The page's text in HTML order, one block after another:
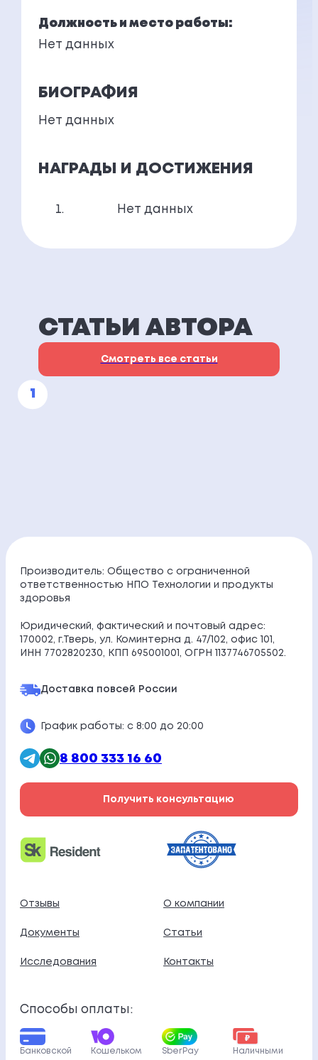
Должность и место работы:
Нет данных
БИОГРАФИЯ
Нет данных
НАГРАДЫ И ДОСТИЖЕНИЯ
Нет данных
СТАТЬИ АВТОРА
Смотреть все статьи
Производитель: Общество с ограниченной
ответственностью НПО Технологии и продукты
здоровья
Юридический, фактический и почтовый адрес:
170002, г.Тверь, ул. Коминтерна д. 47/102, офис 101,
ИНН 7702820230, КПП 695001001, ОГРН 1137746705502.
Доставка повсей России
График работы: с 8:00 до 20:00
8 800 333 16 60
Получить консультацию
Отзывы О компании
Документы Статьи
Исследования Контакты
Способы оплаты:
Банковской Кошельком SberPay Наличными